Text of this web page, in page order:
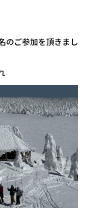
のご参加を頂きまし